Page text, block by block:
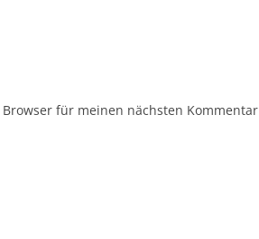
für meinen nächsten Kommentar